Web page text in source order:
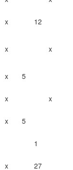
x 12
x x
x 5
x x
x 5
1
x 27